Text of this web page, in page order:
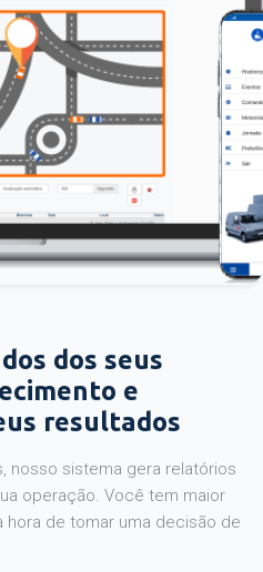
dos seus
e
resultados
nosso sistema gera relatórios
operação. Você tem maior
de tomar uma decisão de